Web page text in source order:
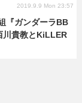
『ガンダーラBB
川貴教とKiLLER
2019.9.9 Mon 23:57